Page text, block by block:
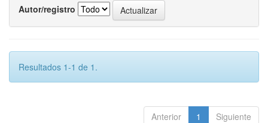
Autor/registro
Resultados 1-1 de 1.
Anterior 1 Siguiente